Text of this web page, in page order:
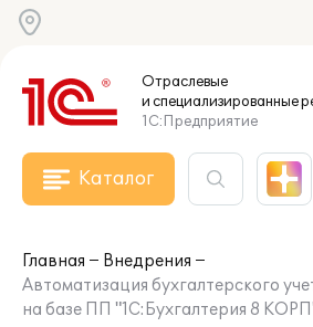
Отраслевые
и специализированные
1С:Предприятие
Каталог
Главная
Внедрения
Автоматизация бухгалтерского
на базе ПП "1С:Бухгалтерия 8